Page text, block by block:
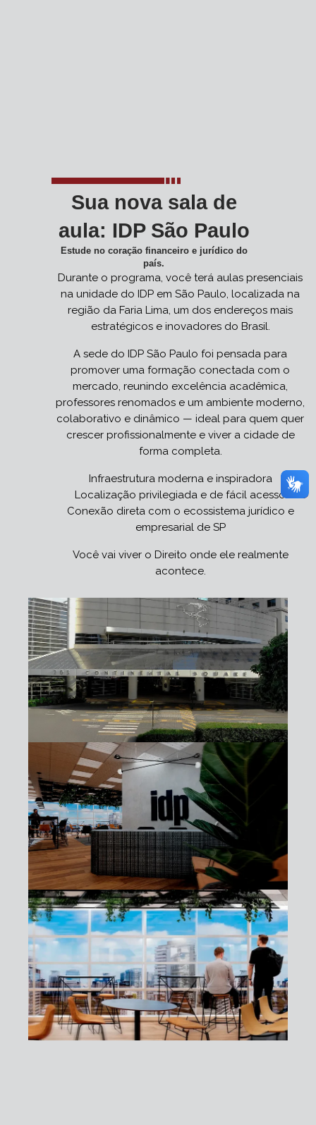
Sua nova sala de
aula: IDP São Paulo
Estude no coração financeiro e jurídico do
país.
Durante o programa, você terá aulas presenciais
na unidade do IDP em São Paulo, localizada na
região da Faria Lima, um dos endereços mais
estratégicos e inovadores do Brasil.
A sede do IDP São Paulo foi pensada para
promover uma formação conectada com o
mercado, reunindo excelência acadêmica,
professores renomados e um ambiente moderno,
colaborativo e dinâmico — ideal para quem quer
crescer profissionalmente e viver a cidade de
forma completa.
Infraestrutura moderna e inspiradora
Localização privilegiada e de fácil acesso
Conexão direta com o ecossistema jurídico e
empresarial de SP
Você vai viver o Direito onde ele realmente
acontece.